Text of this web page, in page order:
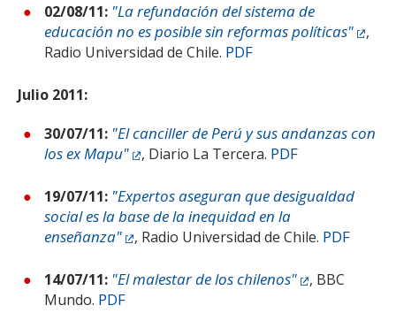
02/08/11: "La refundación del sistema de
educación no es posible sin reformas políticas"
,
Radio Universidad de Chile. PDF
Julio 2011:
30/07/11: "El canciller de Perú y sus andanzas con
los ex Mapu"
, Diario La Tercera. PDF
19/07/11: "Expertos aseguran que desigualdad
social es la base de la inequidad en la
enseñanza"
, Radio Universidad de Chile. PDF
14/07/11: "El malestar de los chilenos"
, BBC
Mundo. PDF